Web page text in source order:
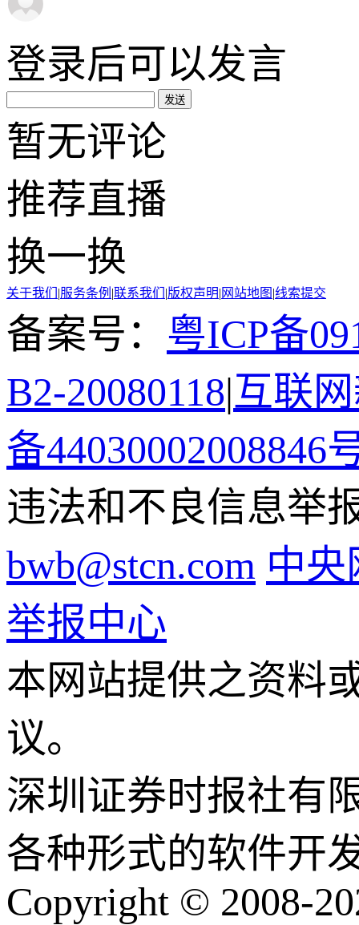
登录后可以发言
发送
暂无评论
推荐直播
换一换
关于我们 |服务条例 |联系我们 |版权声明| 网站地图 |线索提交
备案号： 粤ICP备
B2-20080118|互联
备44030002008846
违法和不良信息举
bwb@stcn.com 中
举报中心
本网站提供之资料
议。
深圳证券时报社有
各种形式的软件开
Copyright © 2008-